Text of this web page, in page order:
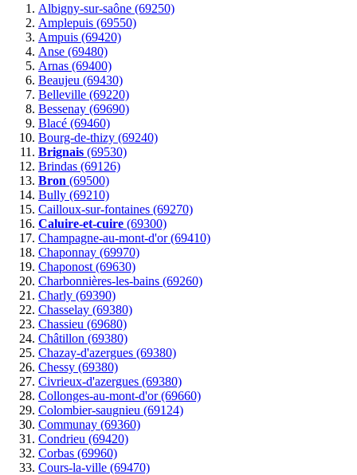
Albigny-sur-saône (69250)
Amplepuis (69550)
Ampuis (69420)
Anse (69480)
Arnas (69400)
Beaujeu (69430)
Belleville (69220)
Bessenay (69690)
Blacé (69460)
Bourg-de-thizy (69240)
Brignais (69530)
Brindas (69126)
Bron (69500)
Bully (69210)
Cailloux-sur-fontaines (69270)
Caluire-et-cuire (69300)
Champagne-au-mont-d'or (69410)
Chaponnay (69970)
Chaponost (69630)
Charbonnières-les-bains (69260)
Charly (69390)
Chasselay (69380)
Chassieu (69680)
Châtillon (69380)
Chazay-d'azergues (69380)
Chessy (69380)
Civrieux-d'azergues (69380)
Collonges-au-mont-d'or (69660)
Colombier-saugnieu (69124)
Communay (69360)
Condrieu (69420)
Corbas (69960)
Cours-la-ville (69470)